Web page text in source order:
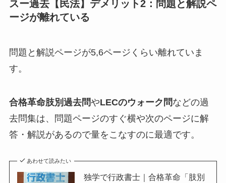
スー過去【民法】デメリット2：問題と解説ペ
ージが離れている
問題と解説ページが5,6ページくらい離れていま
す。
合格革命肢別過去問やLECのウォーク問などの過
去問集は、問題ページのすぐ横や次のページに解
答・解説があるので量をこなすのに最適です。
あわせて読みたい
独学で行政書士｜合格革命「肢別